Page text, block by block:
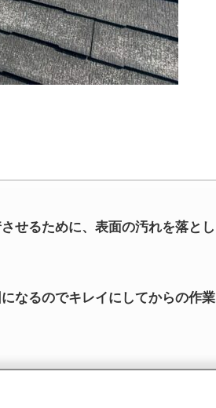
せるために、表面の汚れを落とし
なるのでキレイにしてからの作業